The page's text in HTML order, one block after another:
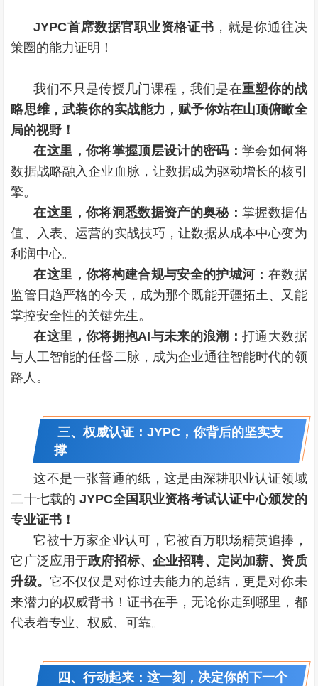
JYPC首席数据官职业资格证书 ，就是你通往决
策圈的能力证明！
我们不只是传授几门课程，我们是在重塑你的战
略思维，武装你的实战能力，赋予你站在山顶俯瞰全
局的视野！
在这里，你将掌握顶层设计的密码：学会如何将
数据战略融入企业血脉，让数据成为驱动增长的核引
擎。
在这里，你将洞悉数据资产的奥秘：掌握数据估
值、入表、运营的实战技巧，让数据从成本中心变为
利润中心。
在这里，你将构建合规与安全的护城河： 在数据
监管日趋严格的今天，成为那个既能开疆拓土、又能
掌控安全性的关键先生。
在这里，你将拥抱AI与未来的浪潮：打通大数据
与人工智能的任督二脉，成为企业通往智能时代的领
路人。
三、权威认证：JYPC，你背后的坚实支
撑
这不是一张普通的纸，这是由深耕职业认证领域
二十七载的 JYPC全国职业资格考试认证中心颁发的
专业证书！
它被十万家企业认可，它被百万职场精英追捧，
它广泛应用于政府招标、企业招聘、定岗加薪、资质
升级。 它不仅仅是对你过去能力的总结，更是对你未
来潜力的权威背书！证书在手，无论你走到哪里，都
代表着专业、权威、可靠。
四、行动起来：这一刻，决定你的下一个